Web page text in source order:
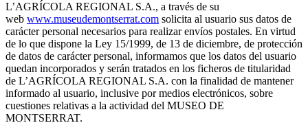
L’AGRÍCOLA REGIONAL S.A., a través de su
web www.museudemontserrat.com solicita al usuario sus datos de
carácter personal necesarios para realizar envíos postales. En virtud
de lo que dispone la Ley 15/1999, de 13 de diciembre, de protección
de datos de carácter personal, informamos que los datos del usuario
quedan incorporados y serán tratados en los ficheros de titularidad
de L’AGRÍCOLA REGIONAL S.A. con la finalidad de mantener
informado al usuario, inclusive por medios electrónicos, sobre
cuestiones relativas a la actividad del MUSEO DE
MONTSERRAT.